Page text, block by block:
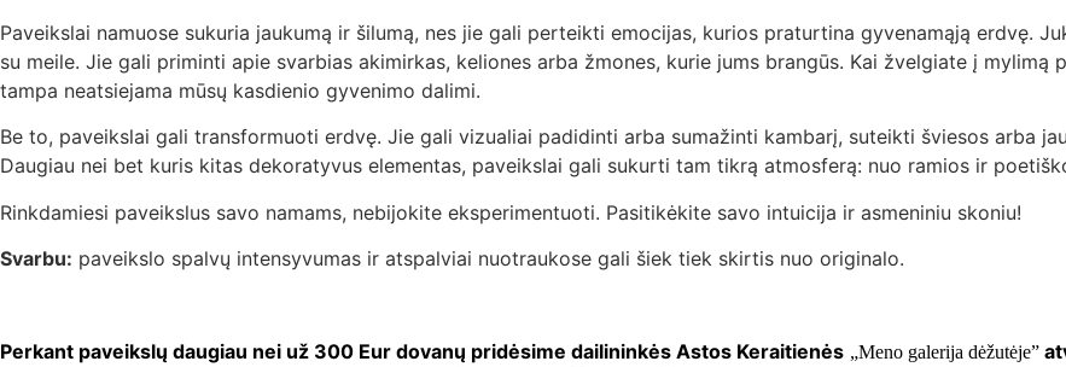
Paveikslai namuose sukuria jaukumą ir šilumą, nes jie gali perteikti emocijas, kurios praturtina gyvenamąją erdvę.
su meile. Jie gali priminti apie svarbias akimirkas, keliones arba žmones, kurie jums brangūs. Kai žvelgiate į mylimą
tampa neatsiejama mūsų kasdienio gyvenimo dalimi.
Be to, paveikslai gali transformuoti erdvę. Jie gali vizualiai padidinti arba sumažinti kambarį, suteikti šviesos arba
Daugiau nei bet kuris kitas dekoratyvus elementas, paveikslai gali sukurti tam tikrą atmosferą: nuo ramios ir
Rinkdamiesi paveikslus savo namams, nebijokite eksperimentuoti. Pasitikėkite savo intuicija ir asmeniniu skoniu!
Svarbu: paveikslo spalvų intensyvumas ir atspalviai nuotraukose gali šiek tiek skirtis nuo originalo.
Perkant paveikslų daugiau nei už 300 Eur dovanų pridėsime dailininkės Astos Keraitienės „Meno galerija dėžutėje”